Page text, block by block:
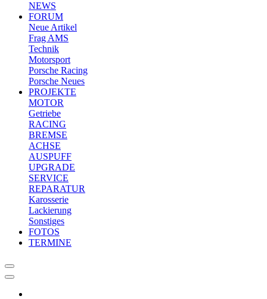
NEWS
FORUM
Neue Artikel
Frag AMS
Technik
Motorsport
Porsche Racing
Porsche Neues
PROJEKTE
MOTOR
Getriebe
RACING
BREMSE
ACHSE
AUSPUFF
UPGRADE
SERVICE
REPARATUR
Karosserie
Lackierung
Sonstiges
FOTOS
TERMINE